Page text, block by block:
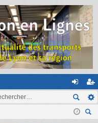
on
ne
ns
cri